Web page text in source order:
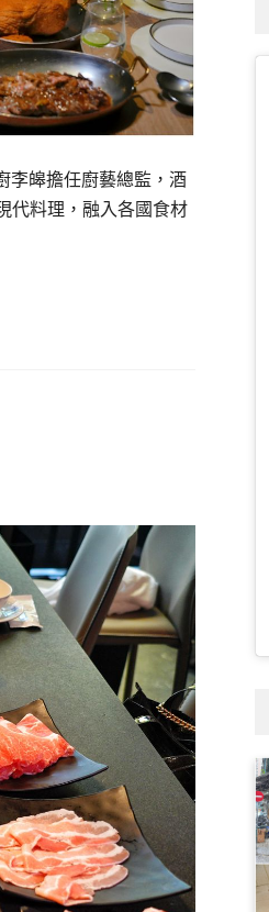
李皞擔任廚藝總監，酒
代料理，融入各國食材